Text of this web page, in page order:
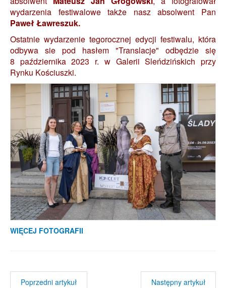
wydarzenia festiwalowe także nasz absolwent Pan
Paweł Ławreszuk.
Ostatnie wydarzenie tegorocznej edycji festiwalu, która
odbywa sie pod hasłem "Translacje" odbędzie się
8 października 2023 r. w Galerii Sleńdzińskich przy
Rynku Kościuszki.
WIĘCEJ FOTOGRAFII
Poprzedni artykuł Następny artykuł